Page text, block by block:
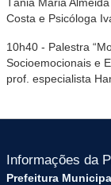
Costa e Psicóloga
10h40 - Palestra
Socioemocionais e
prof. especialista
Informações da
Prefeitura